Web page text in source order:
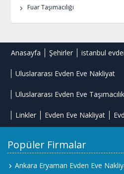
Fuar Taşımacılığı
Anasayfa Şehirler istanbul
Uluslararası Evden Eve Nakliyat
Uluslararası Evden Eve Taşımacılık
Linkler Evden Eve Nakliyat
Popüler Firmalar
Ankara Eryaman Evden Eve